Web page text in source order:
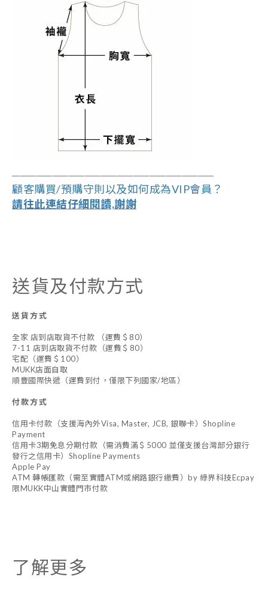
―――――――――――――――――――――――――
顧客購買/預購守則以及如何成為VIP會員？
請往此連結仔細閱讀,謝謝
送貨及付款方式
送貨方式
全家 店到店取貨不付款 （運費＄80）
7-11 店到店取貨不付款（運費＄80）
宅配（運費＄100）
MUKK店面自取
順豐國際快遞（運費到付，僅限下列國家/地區）
付款方式
信用卡付款（支援海內外Visa, Master, JCB, 銀聯卡）Shopline
Payment
信用卡3期免息分期付款（需消費滿＄5000 並僅支援台灣部分銀行
發行之信用卡）Shopline Payments
Apple Pay
ATM 轉帳匯款（需至實體ATM或網路銀行繳費）by 綠界科技Ecpay
限MUKK中山實體門市付款
了解更多